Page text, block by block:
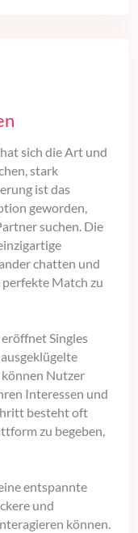
sich die Art und
stark
ist das
geworden,
suchen. Die
chatten und
Match zu
Singles
Nutzer
Interessen und
besteht oft
zu begeben,
entspannte
und
können.